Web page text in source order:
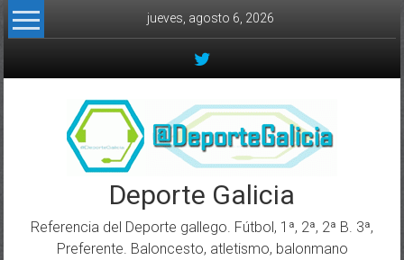
Skip to content
jueves, agosto 6, 2026
Deporte Galicia
Referencia del Deporte gallego. Fútbol, 1ª, 2ª, 2ª B. 3ª,
Preferente. Baloncesto, atletismo, balonmano